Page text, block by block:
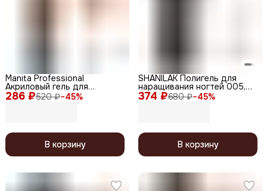
286 ₽520 ₽−45%
Manita Professional
Акриловый гель для
моделирования ногтей №11,
15 мл
В корзину
374 ₽680 ₽−45%
SHANILAK Полигель для
наращивания ногтей 005,
натуральный розовый
В корзину